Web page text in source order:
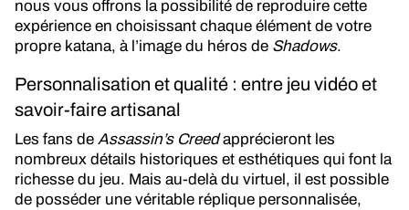
nous vous offrons la possibilité de reproduire cette
expérience en choisissant chaque élément de votre
propre katana, à l’image du héros de Shadows.
Personnalisation et qualité : entre jeu vidéo et
savoir-faire artisanal
Les fans deAssassin’s Creedapprécieront les
nombreux détails historiques et esthétiques qui font la
richesse du jeu. Mais au-delà du virtuel, il est possible
de posséder une véritable réplique personnalisée,